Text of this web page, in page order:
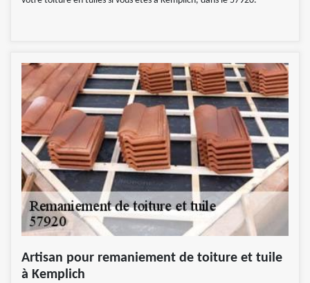
Artisan pour remaniement de toiture et tuile
à Kemplich